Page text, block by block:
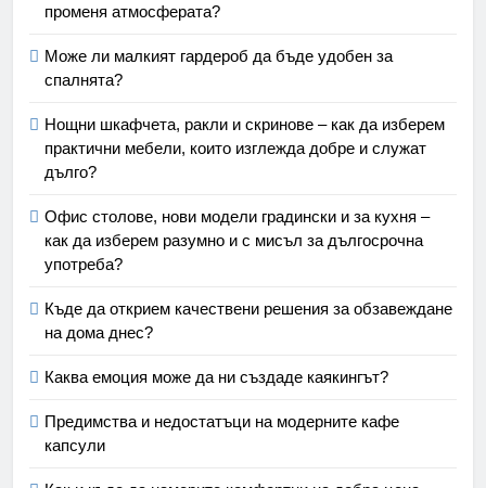
променя атмосферата?
Може ли малкият гардероб да бъде удобен за
спалнята?
Нощни шкафчета, ракли и скринове – как да изберем
практични мебели, които изглежда добре и служат
дълго?
Офис столове, нови модели градински и за кухня –
как да изберем разумно и с мисъл за дългосрочна
употреба?
Къде да открием качествени решения за обзавеждане
на дома днес?
Каква емоция може да ни създаде каякингът?
Предимства и недостатъци на модерните кафе
капсули